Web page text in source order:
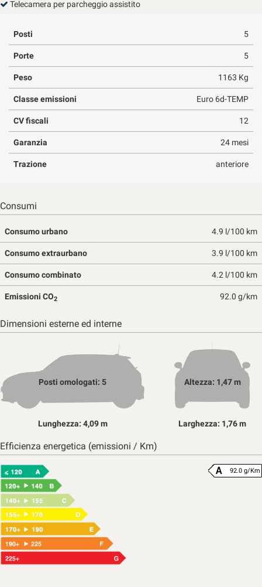
Telecamera per parcheggio assistito
Posti 5
Porte 5
Peso 1163 Kg
Classe emissioni Euro 6d-TEMP
CV fiscali 12
Garanzia 24 mesi
Trazione anteriore
Consumi
Consumo urbano 4.9 l/100 km
Consumo extraurbano 3.9 l/100 km
Consumo combinato 4.2 l/100 km
Emissioni CO2 92.0 g/km
Dimensioni esterne ed interne
Posti omologati: 5
Lunghezza: 4,09 m
Altezza: 1,47 m
Larghezza: 1,76 m
Efficienza energetica (emissioni / Km)
92.0 g/Km